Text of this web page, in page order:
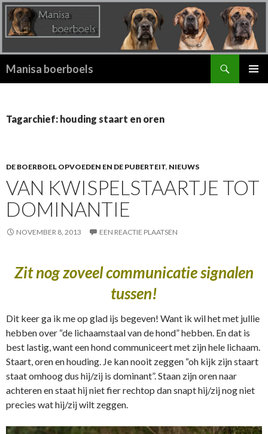
Manisa boerboels
Tagarchief: houding staart en oren
DE BOERBOEL OPVOEDEN EN DE PUBERTEIT, NIEUWS
VAN KWISPELSTAARTJE TOT
DOMINANTIE
NOVEMBER 8, 2013 EEN REACTIE PLAATSEN
Zit nog zoveel communicatie signalen
tussen!
Dit keer ga ik me op glad ijs begeven! Want ik wil het met jullie
hebben over “de lichaamstaal van de hond” hebben. En dat is
best lastig, want een hond communiceert met zijn hele lichaam.
Staart, oren en houding. Je kan nooit zeggen “oh kijk zijn staart
staat omhoog dus hij/zij is dominant”. Staan zijn oren naar
achteren en staat hij niet fier rechtop dan snapt hij/zij nog niet
precies wat hij/zij wilt zeggen.